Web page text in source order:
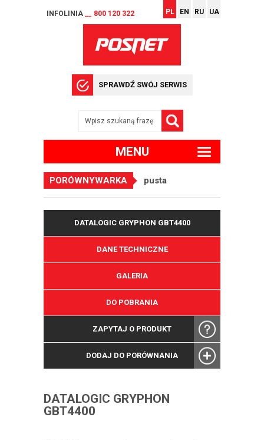
INFOLINIA __ 800 120 322 PL EN RU UA
SPRAWDŹ SWÓJ SERWIS
MENU
PORÓWNYWARKA pusta
DATALOGIC GRYPHON GBT4400
DANE TECHNICZNE
GALERIA
DO POBRANIA
ZAPYTAJ O PRODUKT
DODAJ DO PORÓWNANIA
DATALOGIC GRYPHON
GBT4400